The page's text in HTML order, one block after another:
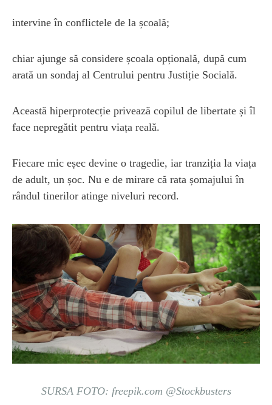
intervine în conflictele de la școală;
chiar ajunge să considere școala opțională, după cum
arată un sondaj al Centrului pentru Justiție Socială.
Această hiperprotecție privează copilul de libertate și îl
face nepregătit pentru viața reală.
Fiecare mic eșec devine o tragedie, iar tranziția la viața
de adult, un șoc. Nu e de mirare că rata șomajului în
rândul tinerilor atinge niveluri record.
SURSA FOTO: freepik.com @Stockbusters